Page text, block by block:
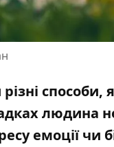
людина
емоції чи